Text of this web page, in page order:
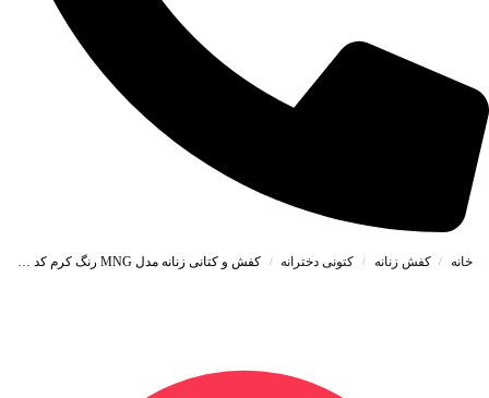
خانه / کفش زنانه / کتونی دخترانه / کفش و کتانی زنانه مدل MNG رنگ کرم کد 4423